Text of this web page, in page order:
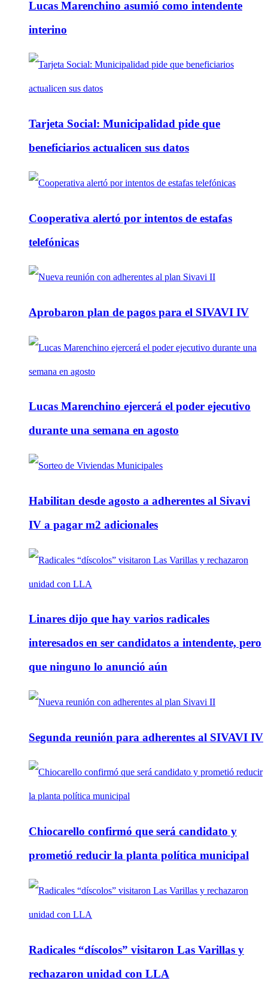
Lucas Marenchino asumió como intendente
interino
Tarjeta Social: Municipalidad pide que
beneficiarios actualicen sus datos
Cooperativa alertó por intentos de estafas
telefónicas
Aprobaron plan de pagos para el SIVAVI IV
Lucas Marenchino ejercerá el poder ejecutivo
durante una semana en agosto
Habilitan desde agosto a adherentes al Sivavi
IV a pagar m2 adicionales
Linares dijo que hay varios radicales
interesados en ser candidatos a intendente, pero
que ninguno lo anunció aún
Segunda reunión para adherentes al SIVAVI IV
Chiocarello confirmó que será candidato y
prometió reducir la planta política municipal
Radicales “díscolos” visitaron Las Varillas y
rechazaron unidad con LLA